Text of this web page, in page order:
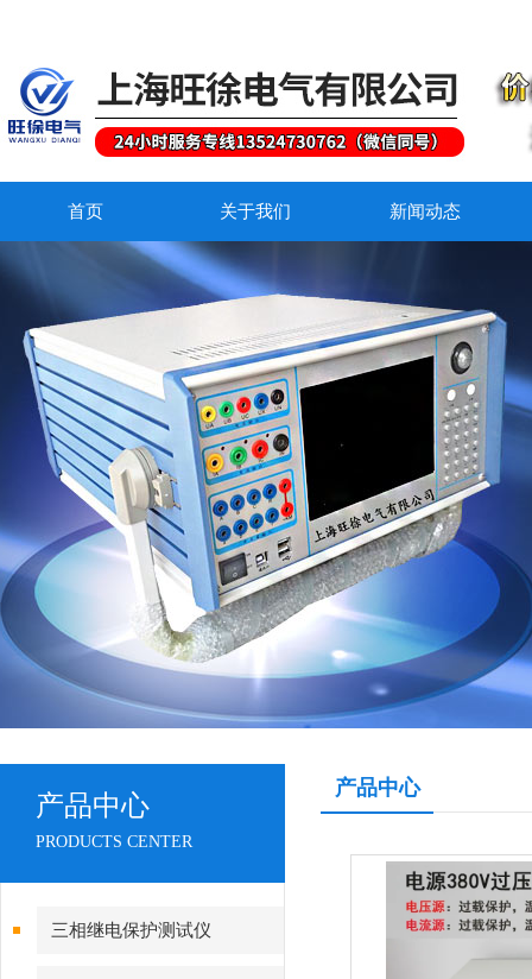
首页 关于我们 新闻动态
产品中心
PRODUCTS CENTER
三相继电保护测试仪
产品中心